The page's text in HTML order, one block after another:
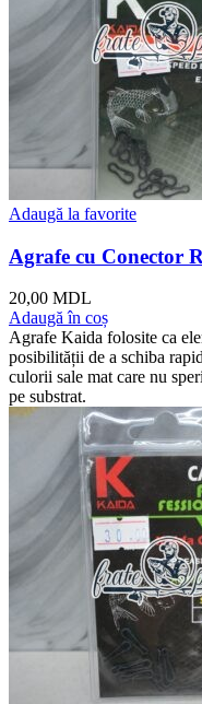
Adaugă la favorite
Agrafe cu Conector
20,00 MDL
Adaugă în coș
Agrafe Kaida folosite ca
posibilității de a schiba
culorii sale mat care nu
pe substrat.